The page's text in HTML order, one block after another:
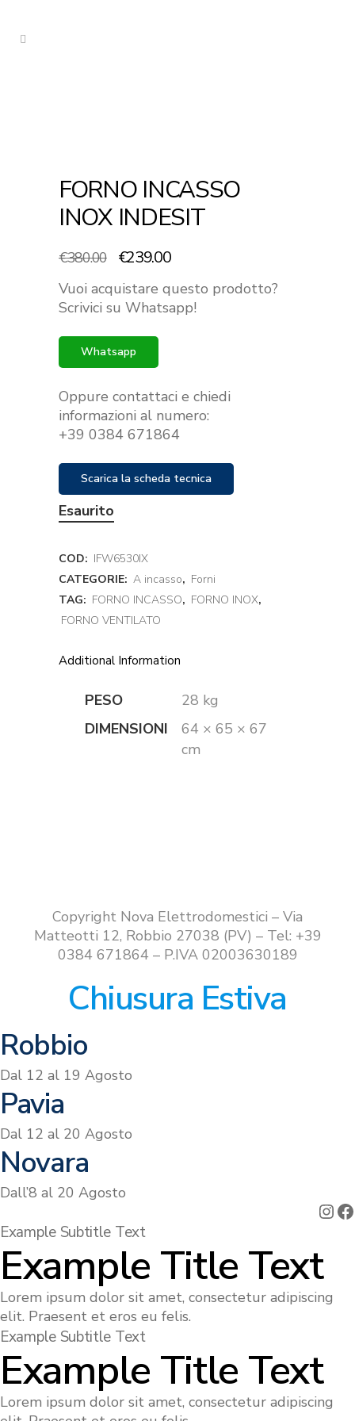
FORNO INCASSO
INOX INDESIT
€380.00
Il
originale
era:
€380.00.
€239.00Il
attuale
è:
Vuoi acquistare questo prodotto?
Scrivici su Whatsapp!
Whatsapp
Oppure contattaci e chiedi
informazioni al numero:
+39 0384 671864
Scarica la scheda tecnica
Esaurito
COD: IFW6530IX
CATEGORIE: A incasso, Forni
TAG: FORNO INCASSO, FORNO INOX,
FORNO VENTILATO
Additional Information
PESO
28 kg
DIMENSIONI
64 × 65 × 67
cm
Copyright Nova Elettrodomestici – Via
Matteotti 12, Robbio 27038 (PV) – Tel: +39
0384 671864 – P.IVA 02003630189
Chiusura Estiva
Robbio
Dal 12 al 19 Agosto
Pavia
Dal 12 al 20 Agosto
Novara
Dall’8 al 20 Agosto
Example Subtitle Text
Example Title Text
Lorem ipsum dolor sit amet, consectetur adipiscing
elit. Praesent et eros eu felis.
Example Subtitle Text
Example Title Text
Lorem ipsum dolor sit amet, consectetur adipiscing